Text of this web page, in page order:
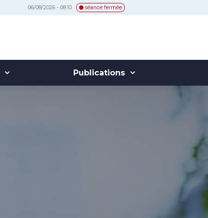
06/08/2026 - 08:10 séance fermée
Publications